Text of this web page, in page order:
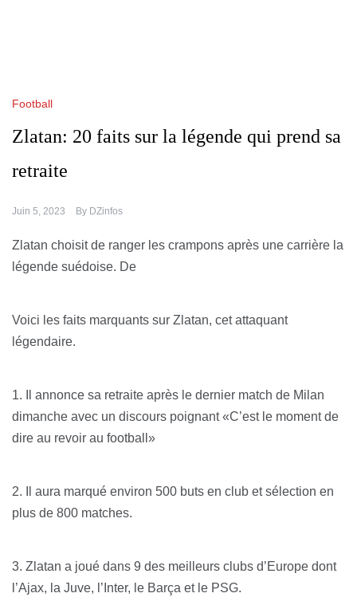
Football
Zlatan: 20 faits sur la légende qui prend sa
retraite
Juin 5, 2023 By DZinfos
Zlatan choisit de ranger les crampons après une carrière la
légende suédoise. De
Voici les faits marquants sur Zlatan, cet attaquant
légendaire.
1. Il annonce sa retraite après le dernier match de Milan
dimanche avec un discours poignant «C’est le moment de
dire au revoir au football»
2. Il aura marqué environ 500 buts en club et sélection en
plus de 800 matches.
3. Zlatan a joué dans 9 des meilleurs clubs d’Europe dont
l’Ajax, la Juve, l’Inter, le Barça et le PSG.